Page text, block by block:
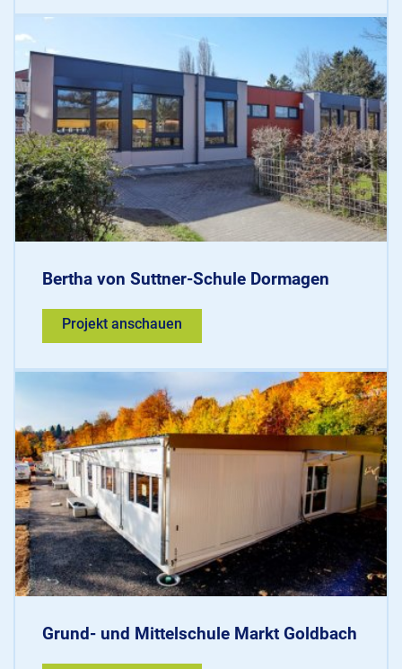
Bertha von Suttner-Schule Dormagen
Projekt anschauen
Grund- und Mittelschule Markt Goldbach